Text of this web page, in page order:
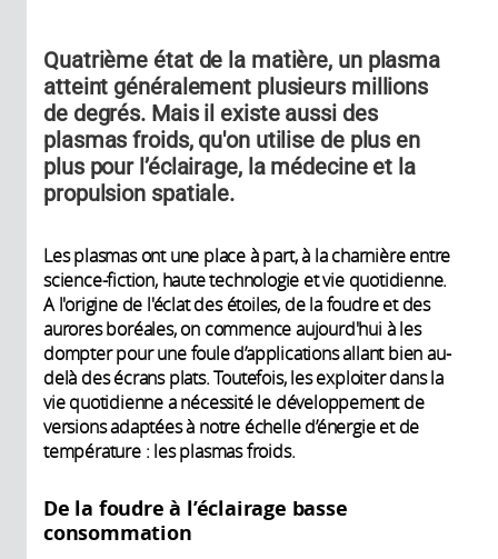
Quatrième état de la matière, un plasma
atteint généralement plusieurs millions
de degrés. Mais il existe aussi des
plasmas froids, qu'on utilise de plus en
plus pour l’éclairage, la médecine et la
propulsion spatiale.
Les plasmas ont une place à part, à la charnière entre
science-fiction, haute technologie et vie quotidienne.
A l'origine de l'éclat des étoiles, de la foudre et des
aurores boréales, on commence aujourd'hui à les
dompter pour une foule d’applications allant bien au-
delà des écrans plats. Toutefois, les exploiter dans la
vie quotidienne a nécessité le développement de
versions adaptées à notre échelle d’énergie et de
température : les plasmas froids.
De la foudre à l’éclairage basse
consommation